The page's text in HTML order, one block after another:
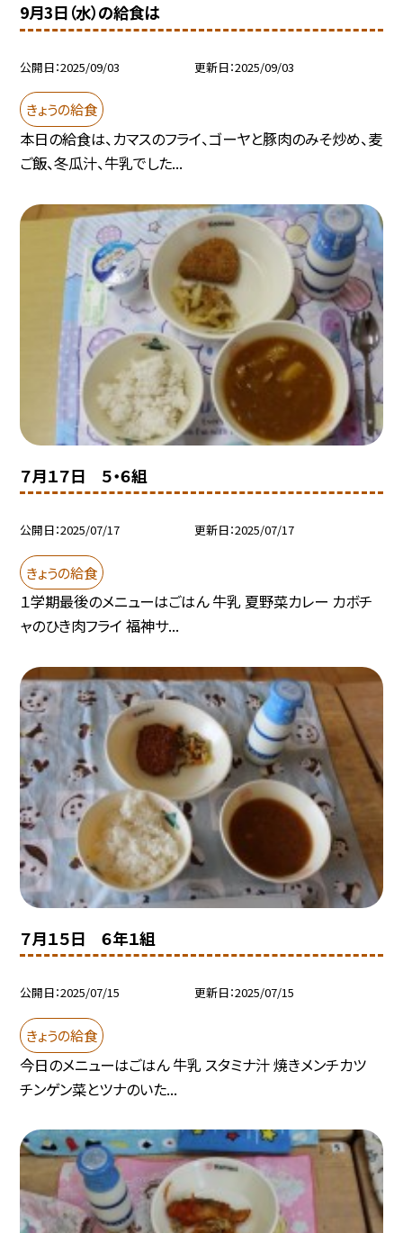
9月3日（水）の給食は
公開日 2025/09/03 更新日 2025/09/03
きょうの給食
本日の給食は、カマスのフライ、ゴーヤと豚肉のみそ炒め、麦
ご飯、冬瓜汁、牛乳でした...
７月１７日 ５・６組
公開日 2025/07/17 更新日 2025/07/17
きょうの給食
１学期最後のメニューはごはん 牛乳 夏野菜カレー カボチ
ャのひき肉フライ 福神サ...
７月１５日 ６年１組
公開日 2025/07/15 更新日 2025/07/15
きょうの給食
今日のメニューはごはん 牛乳 スタミナ汁 焼きメンチカツ
チンゲン菜とツナのいた...